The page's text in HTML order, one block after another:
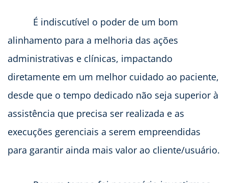
É indiscutível o poder de um bom
alinhamento para a melhoria das ações
administrativas e clínicas, impactando
diretamente em um melhor cuidado ao paciente,
desde que o tempo dedicado não seja superior à
assistência que precisa ser realizada e as
execuções gerenciais a serem empreendidas
para garantir ainda mais valor ao cliente/usuário.